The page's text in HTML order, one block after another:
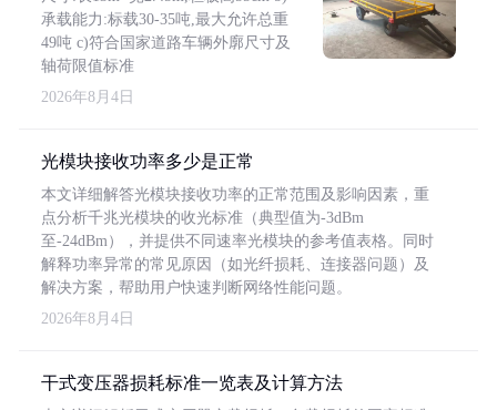
承载能力:标载30-35吨,最大允许总重
49吨 c)符合国家道路车辆外廓尺寸及
轴荷限值标准
2026年8月4日
光模块接收功率多少是正常
本文详细解答光模块接收功率的正常范围及影响因素，重
点分析千兆光模块的收光标准（典型值为-3dBm
至-24dBm），并提供不同速率光模块的参考值表格。同时
解释功率异常的常见原因（如光纤损耗、连接器问题）及
解决方案，帮助用户快速判断网络性能问题。
2026年8月4日
干式变压器损耗标准一览表及计算方法